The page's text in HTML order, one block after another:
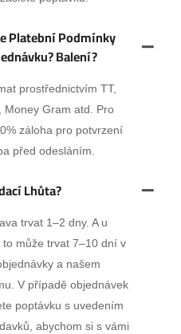
Platební Podmínky
Balení?
prostřednictvím TT,
Money Gram atd. Pro
záloha pro potvrzení
před odesláním.
Lhůta?
trvat 1–2 dny. A u
může trvat 7–10 dní v
a našem
V případě objednávek
poptávku s uvedením
abychom si s vámi